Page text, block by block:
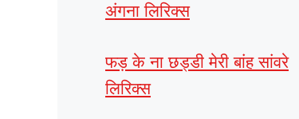
अंगना लिरिक्स
फड़ के ना छड्डी मेरी बांह सांवरे
लिरिक्स